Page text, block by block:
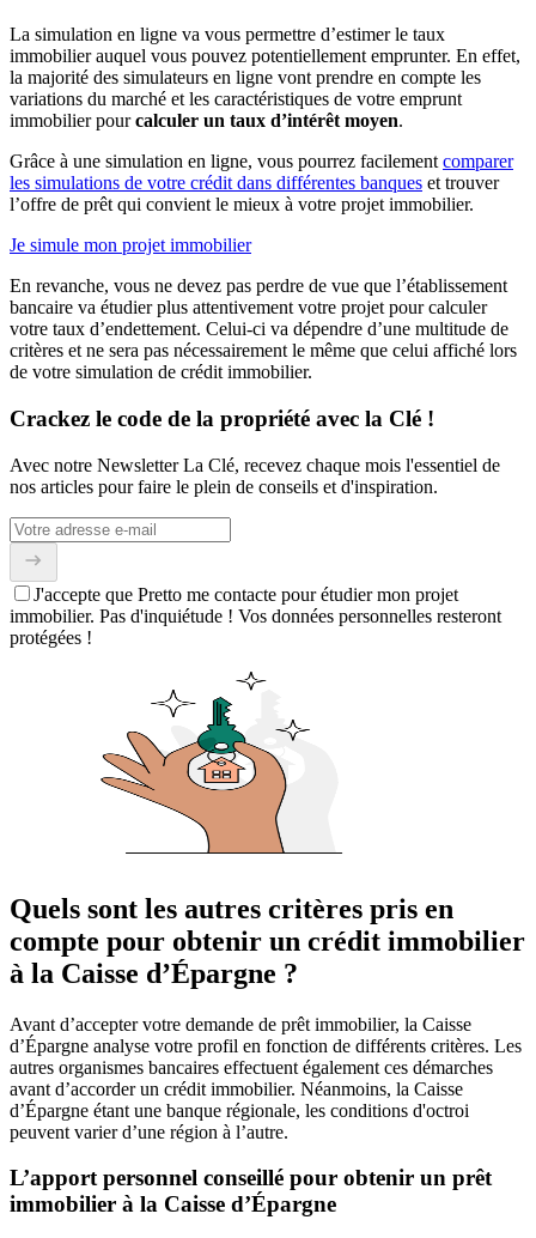
La simulation en ligne va vous permettre d’estimer le taux
immobilier auquel vous pouvez potentiellement emprunter. En effet,
la majorité des simulateurs en ligne vont prendre en compte les
variations du marché et les caractéristiques de votre emprunt
immobilier pourcalculer un taux d’intérêt moyen.
Grâce à une simulation en ligne, vous pourrez facilement comparer
les simulations de votre crédit dans différentes banques et trouver
l’offre de prêt qui convient le mieux à votre projet immobilier.
Je simule mon projet immobilier
En revanche, vous ne devez pas perdre de vue que l’établissement
bancaire va étudier plus attentivement votre projet pour calculer
votre taux d’endettement. Celui-ci va dépendre d’une multitude de
critères et ne sera pas nécessairement le même que celui affiché lors
de votre simulation de crédit immobilier.
Crackez le code de la propriété avec la Clé !
Avec notre Newsletter La Clé, recevez chaque mois l'essentiel de
nos articles pour faire le plein de conseils et d'inspiration.
J'accepte que Pretto me contacte pour étudier mon projet
immobilier. Pas d'inquiétude ! Vos données personnelles resteront
protégées !
Quels sont les autres critères pris en
compte pour obtenir un crédit immobilier
à la Caisse d’Épargne ?
Avant d’accepter votre demande de prêt immobilier, la Caisse
d’Épargne analyse votre profil en fonction de différents critères. Les
autres organismes bancaires effectuent également ces démarches
avant d’accorder un crédit immobilier. Néanmoins, la Caisse
d’Épargne étant une banque régionale, les conditions d'octroi
peuvent varier d’une région à l’autre.
L’apport personnel conseillé pour obtenir un prêt
immobilier à la Caisse d’Épargne